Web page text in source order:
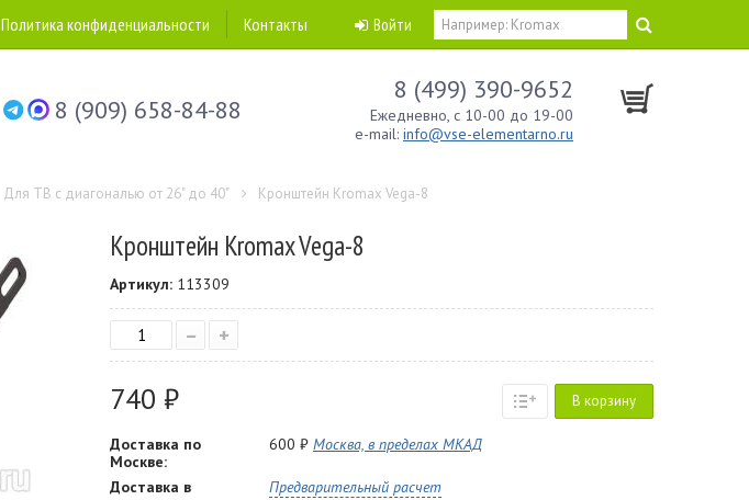
Политика конфиденциальности Контакты Войти
8 (909) 658-84-88
8 (499) 390-9652
Ежедневно, с 10-00 до 19-00
e-mail: info@vse-elementarno.ru
Для ТВ с диагональю от 26" до 40" Кронштейн Kromax Vega-8
Кронштейн Kromax Vega-8
Артикул: 113309
– +
740 ₽ В корзину
Доставка по
Москве:
600 ₽ Москва, в пределах МКАД
Доставка в
Предварительный расчет